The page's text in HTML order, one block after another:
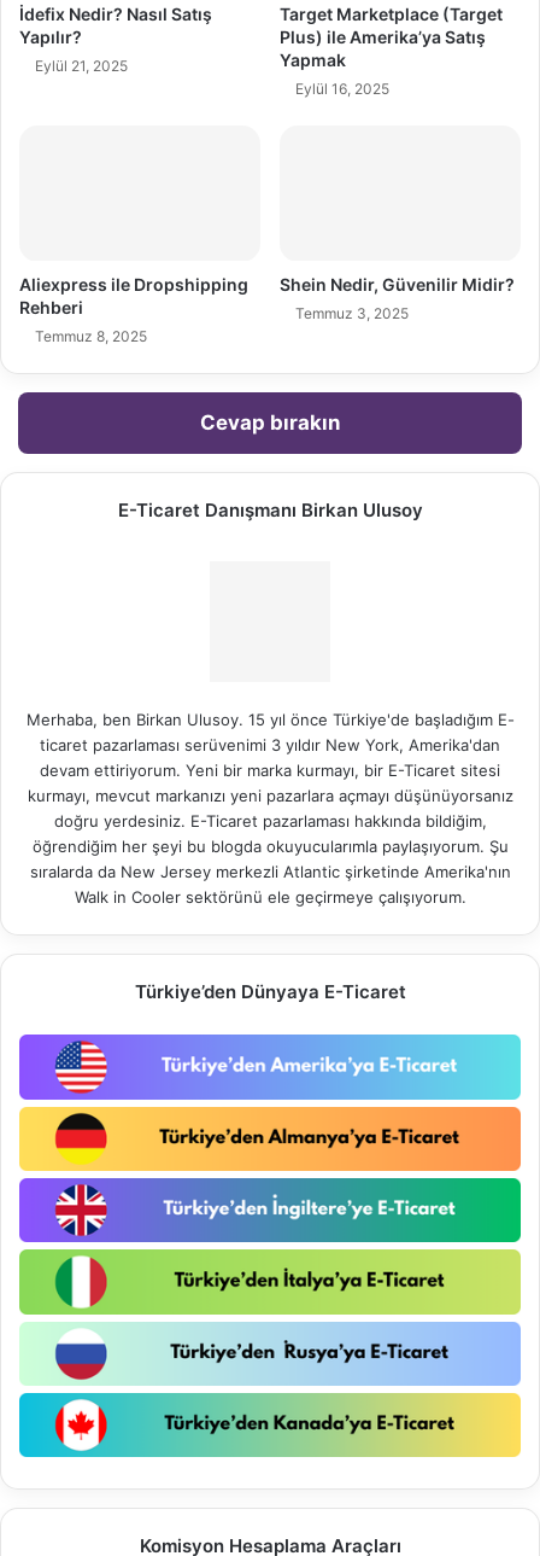
İdefix Nedir? Nasıl Satış
Yapılır?
Eylül 21, 2025
Target Marketplace (Target
Plus) ile Amerika’ya Satış
Yapmak
Eylül 16, 2025
Aliexpress ile Dropshipping
Rehberi
Temmuz 8, 2025
Shein Nedir, Güvenilir Midir?
Temmuz 3, 2025
Cevap bırakın
E-Ticaret Danışmanı Birkan Ulusoy
Merhaba, ben Birkan Ulusoy. 15 yıl önce Türkiye'de başladığım E-
ticaret pazarlaması serüvenimi 3 yıldır New York, Amerika'dan
devam ettiriyorum. Yeni bir marka kurmayı, bir E-Ticaret sitesi
kurmayı, mevcut markanızı yeni pazarlara açmayı düşünüyorsanız
doğru yerdesiniz. E-Ticaret pazarlaması hakkında bildiğim,
öğrendiğim her şeyi bu blogda okuyucularımla paylaşıyorum. Şu
sıralarda da New Jersey merkezli Atlantic şirketinde Amerika'nın
Walk in Coolersektörünü ele geçirmeye çalışıyorum.
Türkiye’den Dünyaya E-Ticaret
Komisyon Hesaplama Araçları